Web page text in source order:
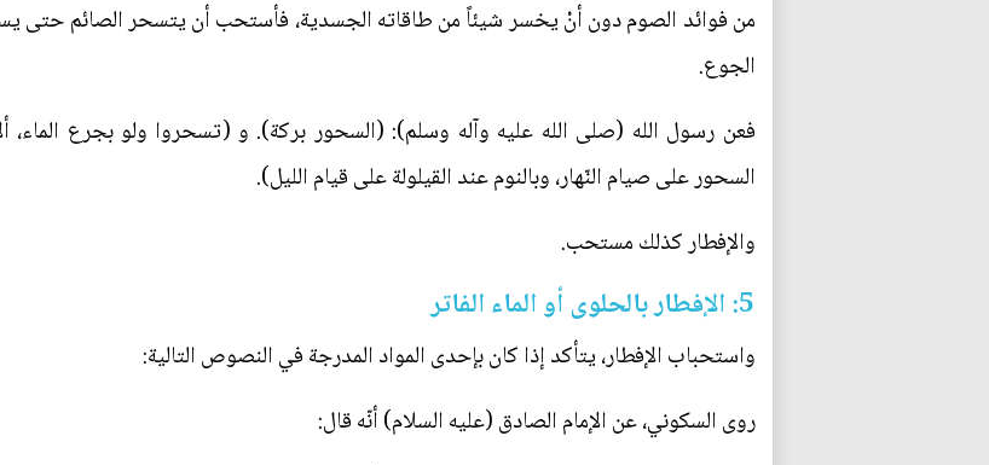
من فوائد الصوم دون أنْ يخسر شيئاً من طاقاته الجسدية، فأستحب أن يتسحر الصائم حتى
الجوع.
فعن رسول الله (صلى الله عليه وآله وسلم): (السحور بركة). و (تسحروا ولو بجرع الماء،
السحور على صيام النّهار، وبالنوم عند القيلولة على قيام الليل).
والإفطار كذلك مستحب.
5: الإفطار بالحلوى أو الماء الفاتر
واستحباب الإفطار، يتأكد إذا كان بإحدى المواد المدرجة في النصوص التالية:
روى السكوني، عن الإمام الصادق (عليه السلام) أنّه قال: